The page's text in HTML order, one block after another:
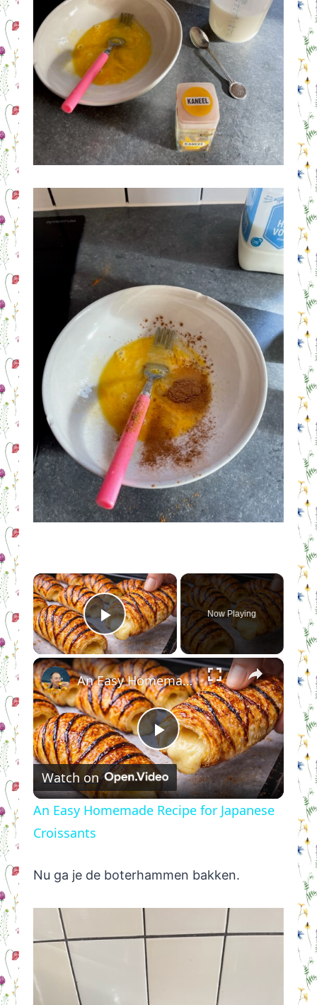
×
Play Video
Now Playing
×
Play
Video
An Easy Homemade Recipe for Japanese Croissants
Watch on
An Easy Homemade Recipe for Japanese
Croissants
Nu ga je de boterhammen bakken.